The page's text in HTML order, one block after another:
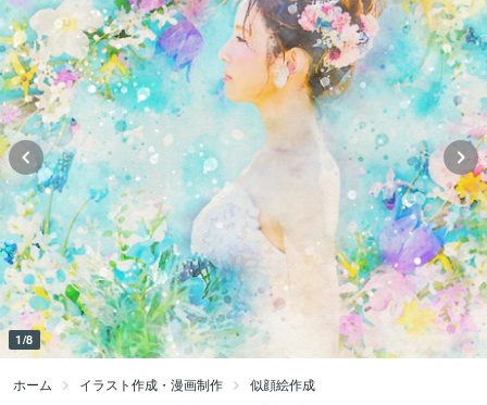
1/8
ホーム イラスト作成・漫画制作 似顔絵作成